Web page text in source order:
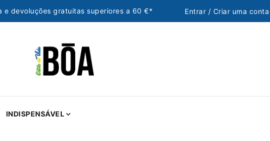
e devoluções gratuitas superiores a 60 €* Entrar / Criar uma conta
INDISPENSÁVEL